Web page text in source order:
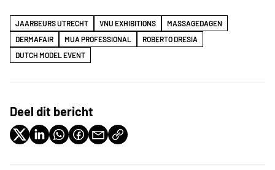
JAARBEURS UTRECHT VNU EXHIBITIONS
MASSAGEDAGEN
DERMAFAIR
MUA PROFESSIONAL
ROBERTO DRESIA
DUTCH MODEL EVENT
Deel dit bericht